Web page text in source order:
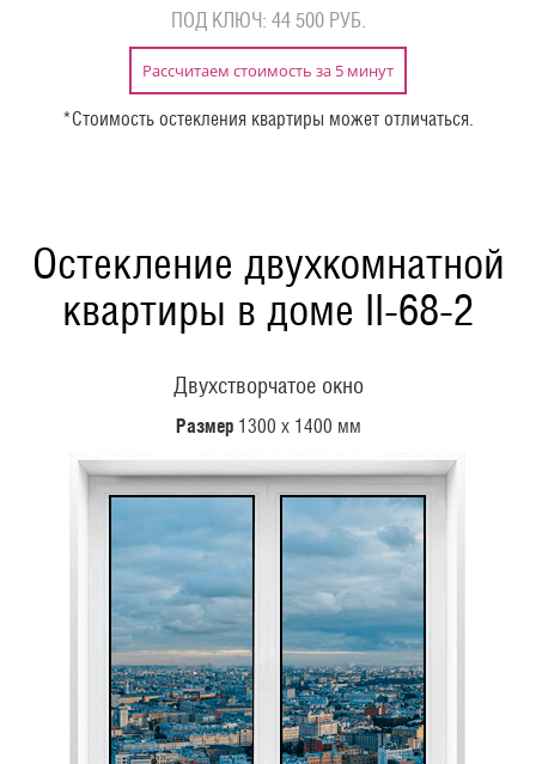
ПОД КЛЮЧ: 44 500 РУБ.
Рассчитаем стоимость за 5 минут
*Стоимость остекления квартиры может отличаться.
Остекление двухкомнатной
квартиры в доме II-68-2
Двухстворчатое окно
Размер1300 х 1400 мм